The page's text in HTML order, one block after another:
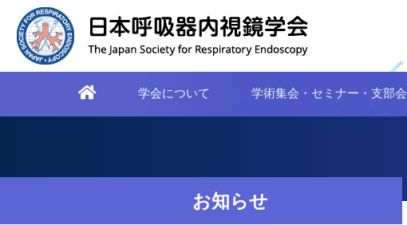
学会について 学術集会・セミナー・支部会
お知らせ